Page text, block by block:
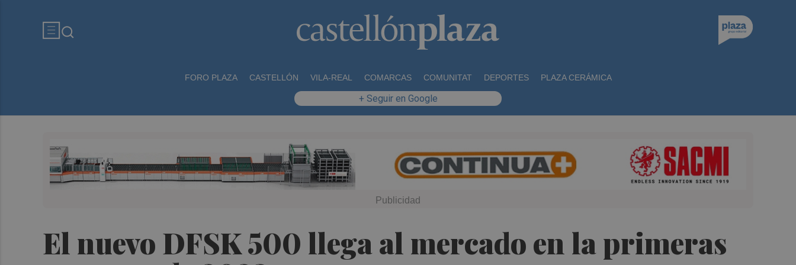
FORO PLAZA CASTELLÓN VILA-REAL COMARCAS COMUNITAT DEPORTES PLAZA CERÁMICA
+ Seguir en Google
El nuevo DFSK 500 llega al mercado en la primeras